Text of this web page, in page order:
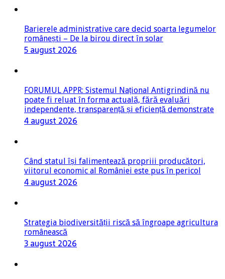
Barierele administrative care decid soarta legumelor
românești – De la birou direct în solar
5 august 2026
FORUMUL APPR: Sistemul Național Antigrindină nu
poate fi reluat în forma actuală, fără evaluări
independente, transparență și eficiență demonstrate
4 august 2026
Când statul își falimentează propriii producători,
viitorul economic al României este pus în pericol
4 august 2026
Strategia biodiversității riscă să îngroape agricultura
românească
3 august 2026